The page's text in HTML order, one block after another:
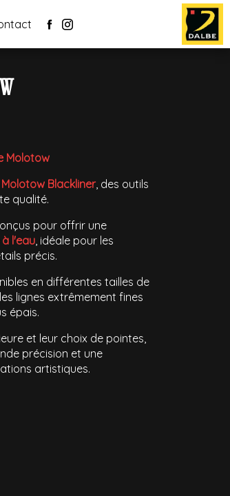
Molotow
Molotow Blackliner, des outils
qualité.
pour offrir une
l'eau, idéale pour les
précis.
en différentes tailles de
lignes extrêmement fines
épais.
et leur choix de pointes,
précision et une
artistiques.